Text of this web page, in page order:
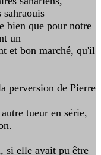
bien que pour notre
un
et bon marché, qu'il
perversion de Pierre
tueur en série,
si elle avait pu être